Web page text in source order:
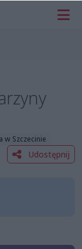
w Szczecinie
Udostępnij